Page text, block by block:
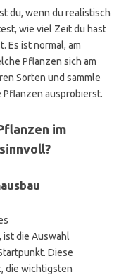
du, wenn du realistisch
wie viel Zeit du hast
Es ist normal, am
Pflanzen sich am
Sorten und sammle
ausprobierst.
im
ist die Auswahl
Diese
die wichtigsten